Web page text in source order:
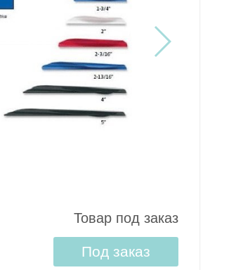
Товар под заказ
Под заказ